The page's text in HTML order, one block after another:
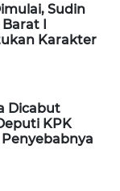
Sudin
I
Karakter
Dicabut
KPK